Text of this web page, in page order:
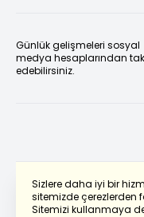
Sizlere daha iyi bir
sitemizde çerezlerden
Sitemizi kullanmaya
Günlük gelişmeleri sosyal
medya hesaplarından
edebilirsiniz.